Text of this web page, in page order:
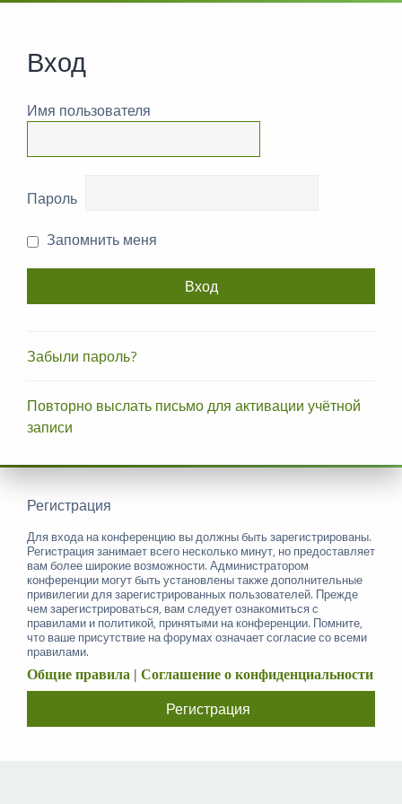
Вход
Имя пользователя
Пароль
Запомнить меня
Забыли пароль?
Повторно выслать письмо для активации учётной
записи
Регистрация
Для входа на конференцию вы должны быть зарегистрированы.
Регистрация занимает всего несколько минут, но предоставляет
вам более широкие возможности. Администратором
конференции могут быть установлены также дополнительные
привилегии для зарегистрированных пользователей. Прежде
чем зарегистрироваться, вам следует ознакомиться с
правилами и политикой, принятыми на конференции. Помните,
что ваше присутствие на форумах означает согласие со всеми
правилами.
Общие правила | Соглашение о конфиденциальности
Регистрация